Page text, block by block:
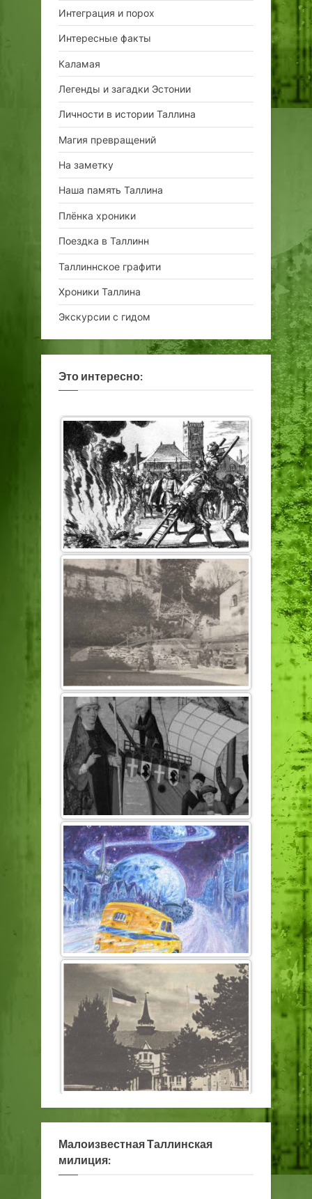
Интеграция и порох
Интересные факты
Каламая
Легенды и загадки Эстонии
Личности в истории Таллина
Магия превращений
На заметку
Наша память Таллина
Плёнка хроники
Поездка в Таллинн
Таллиннское графити
Хроники Таллина
Экскурсии с гидом
Это интересно:
Малоизвестная Таллинская
милиция: